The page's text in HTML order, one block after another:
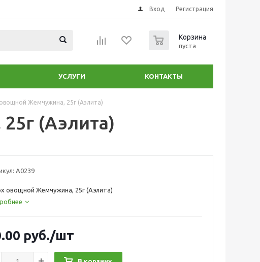
Вход Регистрация
Корзина
пуста
УСЛУГИ КОНТАКТЫ
Жемчужина, 25г (Аэлита)
(Аэлита)
А0239
овощной Жемчужина, 25г (Аэлита)
руб./шт